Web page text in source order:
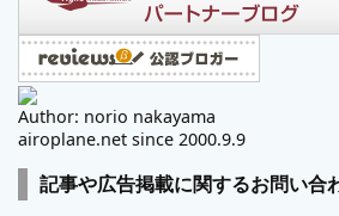
Author: norio nakayama
airoplane.net since 2000.9.9
記事や広告掲載に関するお問い合